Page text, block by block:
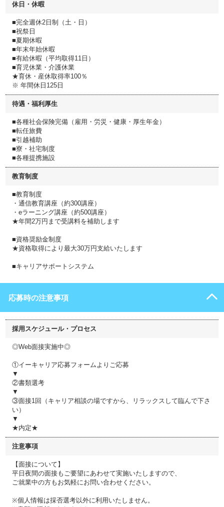
休日・休暇
■完全週休2日制（土・日）
■祝祭日
■夏期休暇
■年末年始休暇
■有給休暇（平均取得11日）
■育児休業・介護休業
★育休・産休取得率100％
※ 年間休日125日
待遇・福利厚生
■各種社会保険完備（雇用・労災・健康・厚生年金）
■転任旅費
■引越補助
■寮・社宅制度
■各種提携施設
教育制度
■教育制度
・通信教育講座（約300講座）
・eラーニング講座（約500講座）
★年間2万円まで受講料を補助します
■資格奨励金制度
★資格取得により最大30万円支給いたします
■キャリアサポートシステム
応募時の注意事項
採用スケジュール・プロセス
◎Web面接実施中◎
①イーキャリア応募フォームよりご応募
▼
②書類選考
▼
③面接1回（キャリア相談の場ですから、リラックスして臨んで下さ
い）
▼
★内定★
注意事項
【面接について】
平日夜間の面接もご要望にあわせて実施いたしますので、
ご就業中の方もお気軽にお問い合わせください。
※個人情報は採否選考以外に利用いたしません。